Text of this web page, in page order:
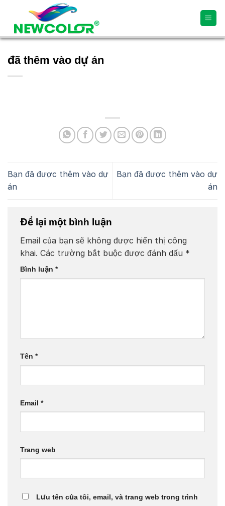
content
đã thêm vào dự án
Bạn đã được thêm vào dự
án
Bạn đã được thêm vào dự
án
Để lại một bình luận
Email của bạn sẽ không được hiển thị công
khai. Các trường bắt buộc được đánh dấu *
Bình luận *
Tên *
Email *
Trang web
Lưu tên của tôi, email, và trang web trong trình